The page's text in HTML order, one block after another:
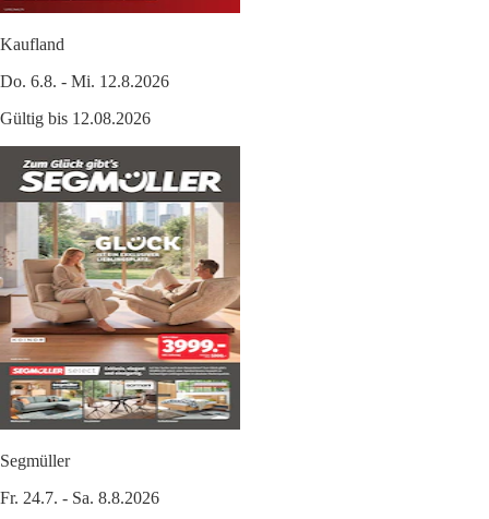
Kaufland
Do. 6.8. - Mi. 12.8.2026
Gültig bis 12.08.2026
Segmüller
Fr. 24.7. - Sa. 8.8.2026